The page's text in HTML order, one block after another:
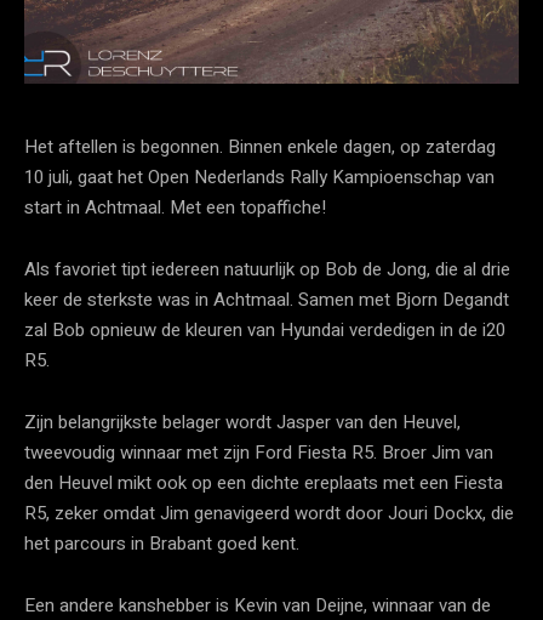
Het aftellen is begonnen. Binnen enkele dagen, op zaterdag
10 juli, gaat het Open Nederlands Rally Kampioenschap van
start in Achtmaal. Met een topaffiche!
Als favoriet tipt iedereen natuurlijk op Bob de Jong, die al drie
keer de sterkste was in Achtmaal. Samen met Bjorn Degandt
zal Bob opnieuw de kleuren van Hyundai verdedigen in de i20
R5.
Zijn belangrijkste belager wordt Jasper van den Heuvel,
tweevoudig winnaar met zijn Ford Fiesta R5. Broer Jim van
den Heuvel mikt ook op een dichte ereplaats met een Fiesta
R5, zeker omdat Jim genavigeerd wordt door Jouri Dockx, die
het parcours in Brabant goed kent.
Een andere kanshebber is Kevin van Deijne, winnaar van de